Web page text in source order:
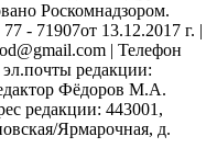
Роскомнадзором.
- 71907от 13.12.2017 г. |
| Телефон
редакции:
Фёдоров М.А.
редакции: 443001,
Ярмарочная, д.